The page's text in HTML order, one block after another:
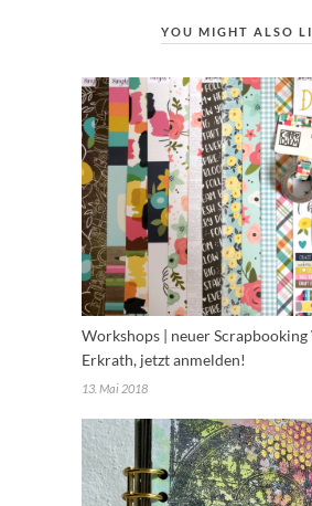
YOU MIGHT ALSO
Workshops | neuer
Erkrath, jetzt anmelden!
13. Mai 2018